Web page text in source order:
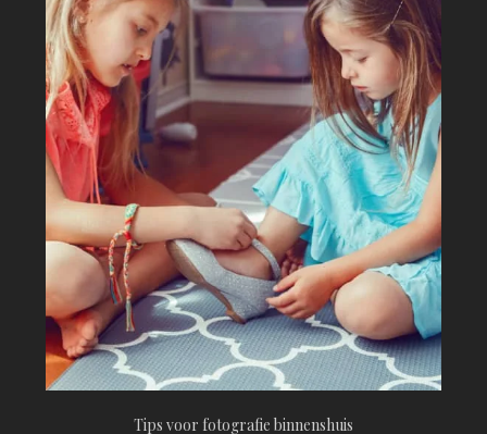
Tips voor fotografie binnenshuis